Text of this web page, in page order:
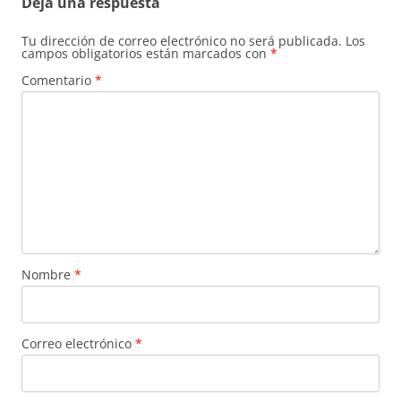
Tu dirección de correo electrónico no será publicada. Los
campos obligatorios están marcados con *
Comentario *
Nombre *
Correo electrónico *